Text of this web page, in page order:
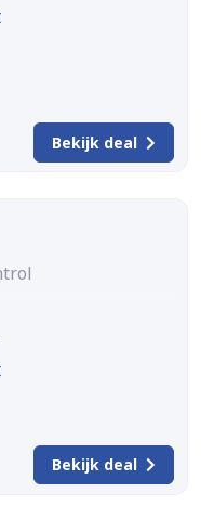
Bekijk deal
Bekijk deal